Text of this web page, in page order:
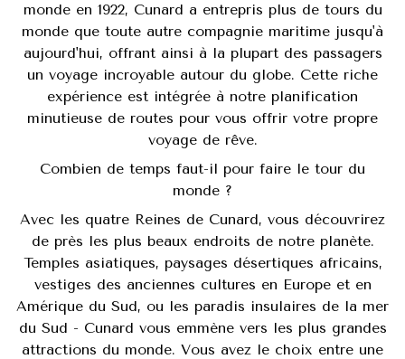
monde en 1922, Cunard a entrepris plus de tours du
monde que toute autre compagnie maritime jusqu'à
aujourd'hui, offrant ainsi à la plupart des passagers
un voyage incroyable autour du globe. Cette riche
expérience est intégrée à notre planification
minutieuse de routes pour vous offrir votre propre
voyage de rêve.
Combien de temps faut-il pour faire le tour du
monde ?
Avec les quatre Reines de Cunard, vous découvrirez
de près les plus beaux endroits de notre planète.
Temples asiatiques, paysages désertiques africains,
vestiges des anciennes cultures en Europe et en
Amérique du Sud, ou les paradis insulaires de la mer
du Sud - Cunard vous emmène vers les plus grandes
attractions du monde. Vous avez le choix entre une